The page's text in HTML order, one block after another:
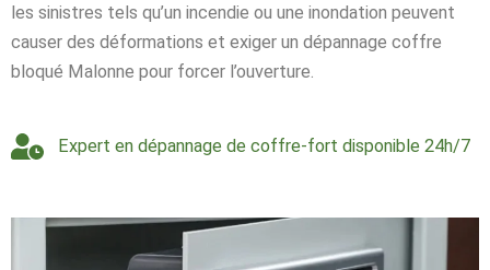
les sinistres tels qu’un incendie ou une inondation peuvent
causer des déformations et exiger un dépannage coffre
bloqué Malonne pour forcer l’ouverture.
Expert en dépannage de coffre-fort disponible 24h/7